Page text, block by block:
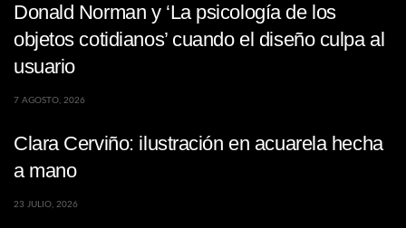
Donald Norman y ‘La psicología de los
objetos cotidianos’ cuando el diseño culpa al
usuario
7 AGOSTO, 2026
Clara Cerviño: ilustración en acuarela hecha
a mano
23 JULIO, 2026